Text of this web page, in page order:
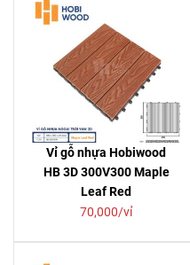
Vỉ gỗ nhựa Hobiwood
HB 3D 300V300 Maple
Leaf Red
70,000/vỉ